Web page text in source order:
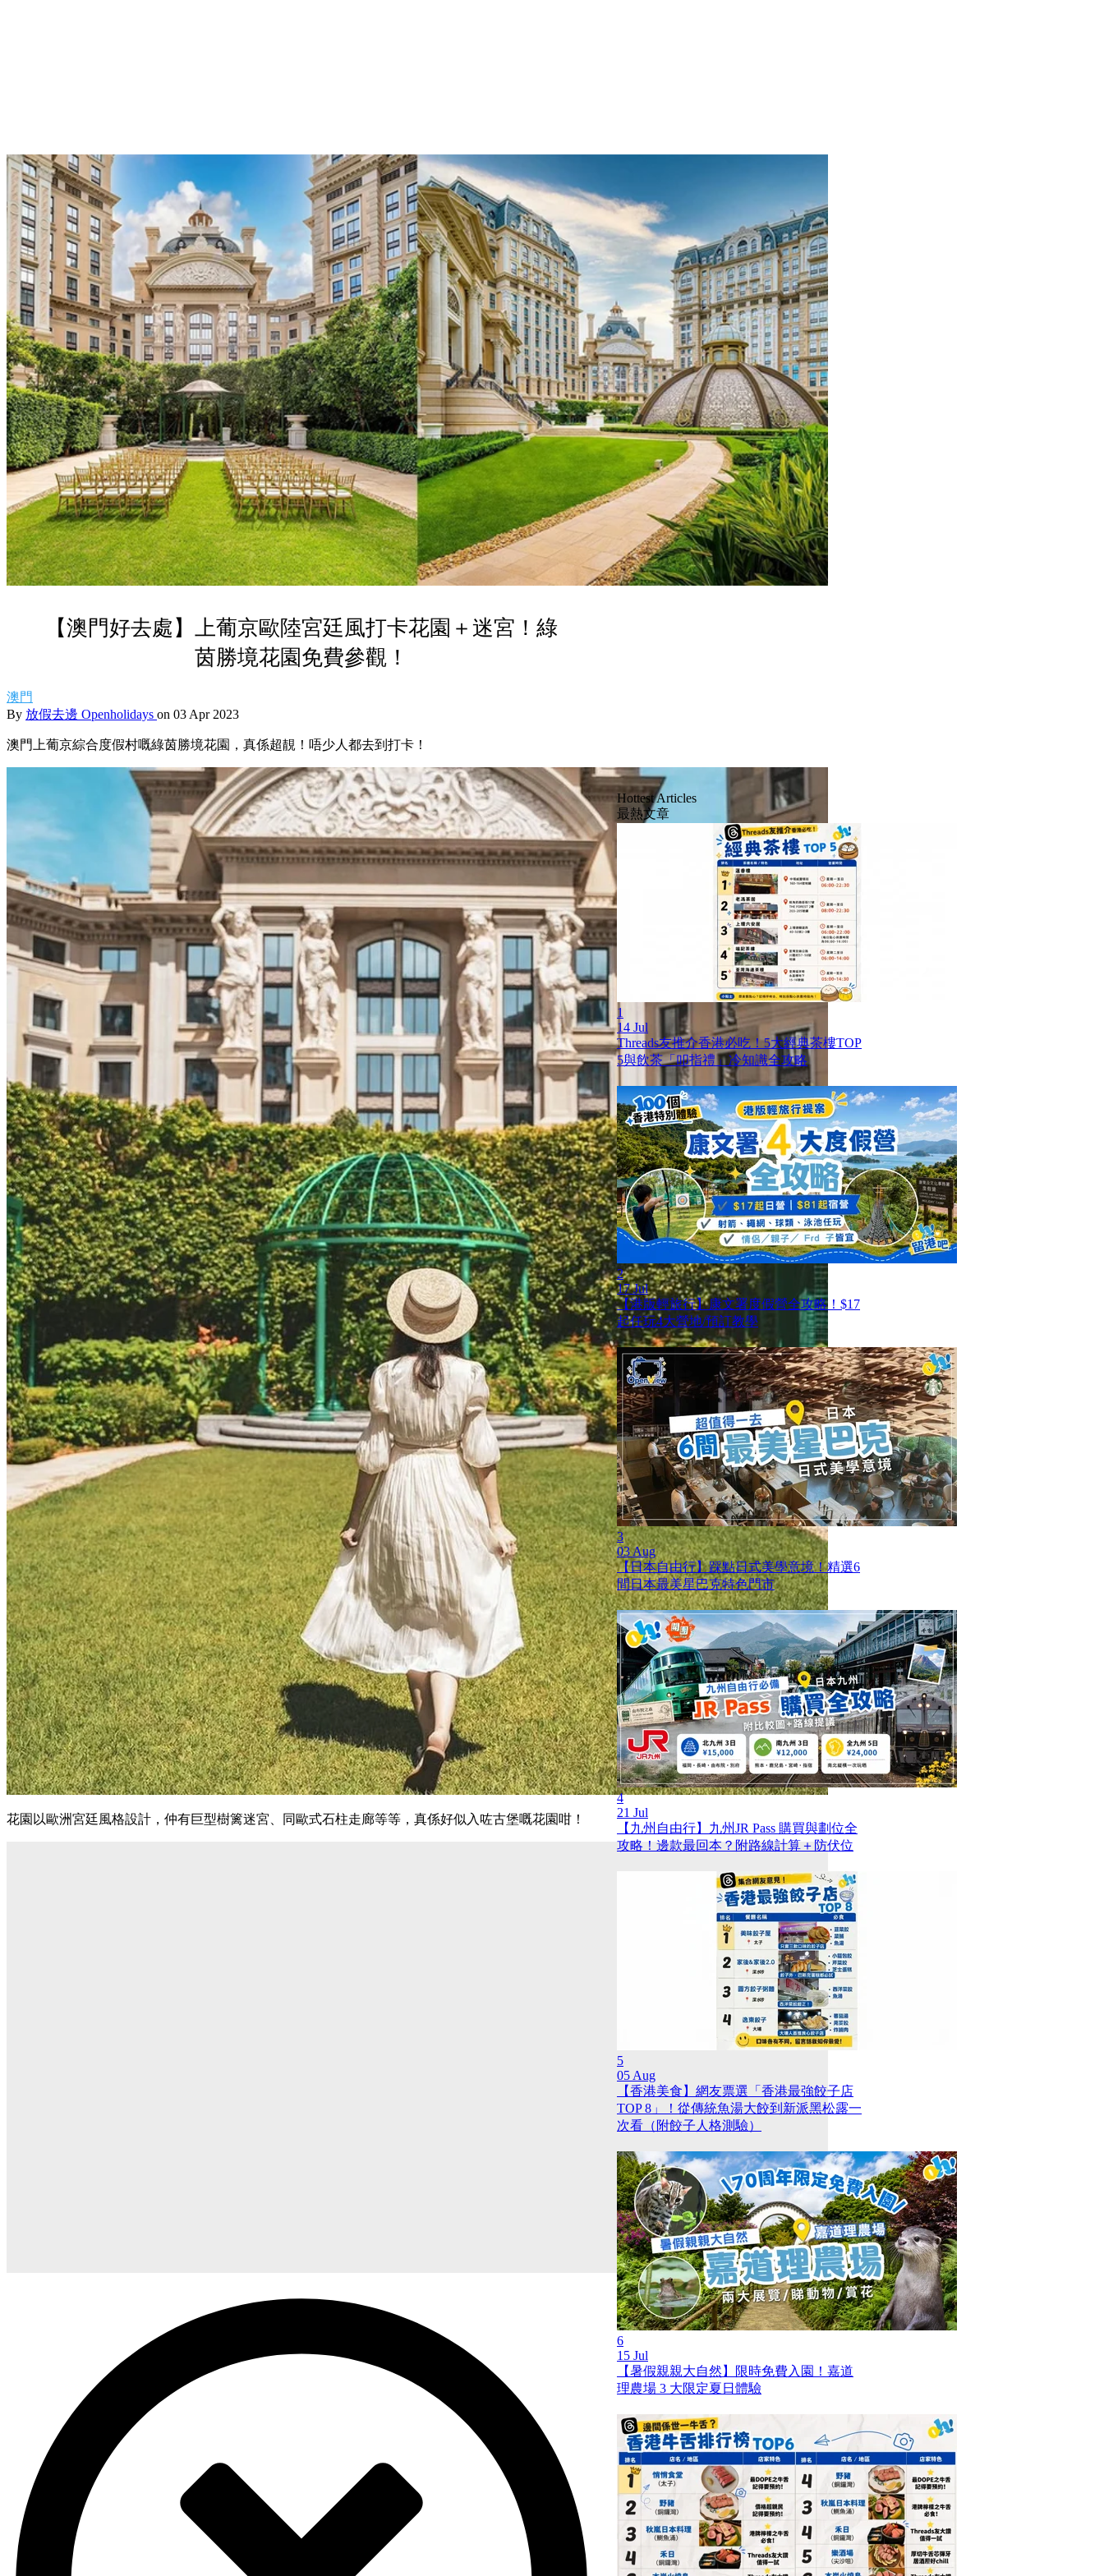
【澳門好去處】上葡京歐陸宮廷風打卡花園＋迷宮！綠
茵勝境花園免費參觀！
澳門
By 放假去邊 Openholidays on 03 Apr 2023
澳門上葡京綜合度假村嘅綠茵勝境花園，真係超靚！唔少人都去到打卡！
花園以歐洲宮廷風格設計，仲有巨型樹篱迷宮、同歐式石柱走廊等等，真係好似入咗古堡嘅花園咁！
Hottest Articles
最熱文章
1
14 Jul
Threads友推介香港必吃！5大經典茶樓TOP
5與飲茶「叩指禮」冷知識全攻略
2
17 Jul
【港版輕旅行】康文署度假營全攻略！$17
起任玩4大營地/預訂教學
3
03 Aug
【日本自由行】踩點日式美學意境！精選6
間日本最美星巴克特色門市
4
21 Jul
【九州自由行】九州JR Pass 購買與劃位全
攻略！邊款最回本？附路線計算＋防伏位
5
05 Aug
【香港美食】網友票選「香港最強餃子店
TOP 8」！從傳統魚湯大餃到新派黑松露一
次看（附餃子人格測驗）
6
15 Jul
【暑假親親大自然】限時免費入園！嘉道
理農場 3 大限定夏日體驗